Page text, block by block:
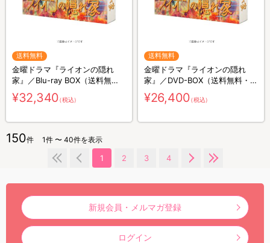
送料無料
金曜ドラマ『ライオンの隠れ
家』／Blu-ray BOX（送料無
料・4枚組）
¥32,340（税込）
送料無料
金曜ドラマ『ライオンの隠れ
家』／DVD-BOX（送料無料・6
枚組）
¥26,400（税込）
150件 1件 〜 40件を表示
1 2 3 4
新規会員・メルマガ登録
ログイン